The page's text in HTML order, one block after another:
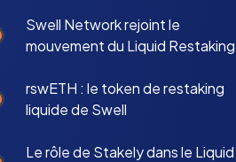
Swell Network rejoint le
mouvement du Liquid Restaking
rswETH : le token de restaking
liquide de Swell
Le rôle de Stakely dans le Liquid